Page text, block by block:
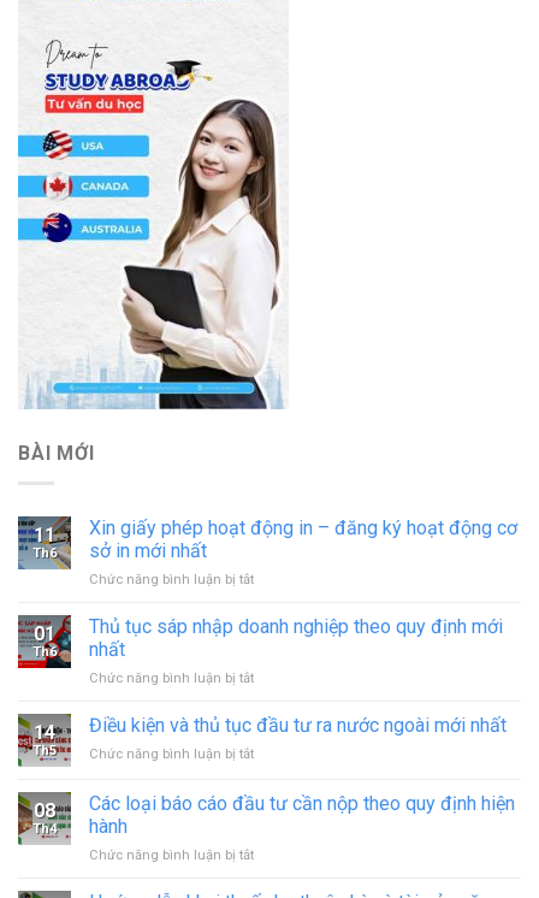
BÀI MỚI
11
Th6
Xin giấy phép hoạt động in – đăng ký hoạt động cơ
sở in mới nhất
Chức năng bình luận bị tắtở
giấy
động
–
ký
động
in
01
Th6
Thủ tục sáp nhập doanh nghiệp theo quy định mới
nhất
Chức năng bình luận bị tắtở
tục
nhập
nghiệp
định
14
Th5
Điều kiện và thủ tục đầu tư ra nước ngoài mới nhất
Chức năng bình luận bị tắtở
kiện
và
tục
08
Th4
Các loại báo cáo đầu tư cần nộp theo quy định hiện
hành
Chức năng bình luận bị tắtở